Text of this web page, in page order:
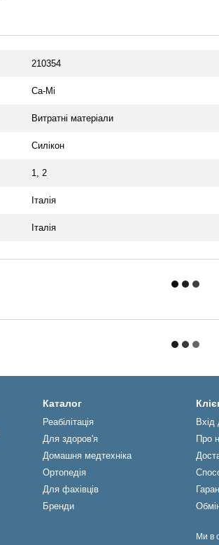
210354
Ca-Mi
Витратні матеріали
Силікон
1, 2
Італія
Італія
Каталог
Реабiлiтацiя
Для здоров'я
Домашня медтехніка
Ортопедія
Для фахівців
Бренди
Вхід
Про
Ми в